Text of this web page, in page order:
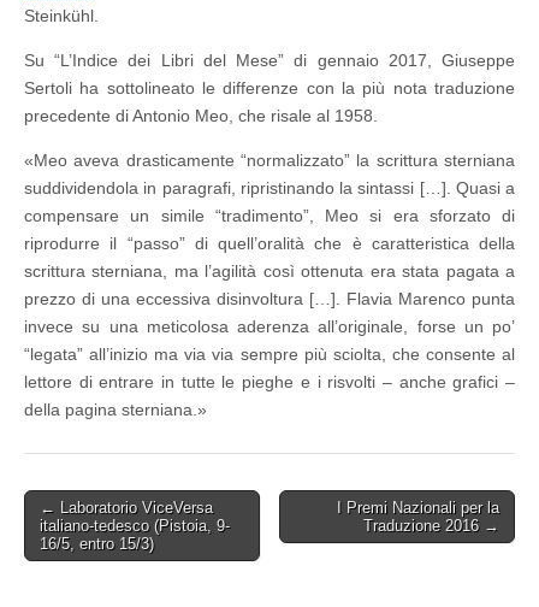
Steinkühl.
Su “L’Indice dei Libri del Mese” di gennaio 2017, Giuseppe
Sertoli ha sottolineato le differenze con la più nota traduzione
precedente di Antonio Meo, che risale al 1958.
«Meo aveva drasticamente “normalizzato” la scrittura sterniana
suddividendola in paragrafi, ripristinando la sintassi […]. Quasi a
compensare un simile “tradimento”, Meo si era sforzato di
riprodurre il “passo” di quell’oralità che è caratteristica della
scrittura sterniana, ma l’agilità così ottenuta era stata pagata a
prezzo di una eccessiva disinvoltura […]. Flavia Marenco punta
invece su una meticolosa aderenza all’originale, forse un po’
“legata” all’inizio ma via via sempre più sciolta, che consente al
lettore di entrare in tutte le pieghe e i risvolti – anche grafici –
della pagina sterniana.»
Post
navigation
← Laboratorio ViceVersa
italiano-tedesco (Pistoia, 9-
16/5, entro 15/3)
I Premi Nazionali per la
Traduzione 2016 →